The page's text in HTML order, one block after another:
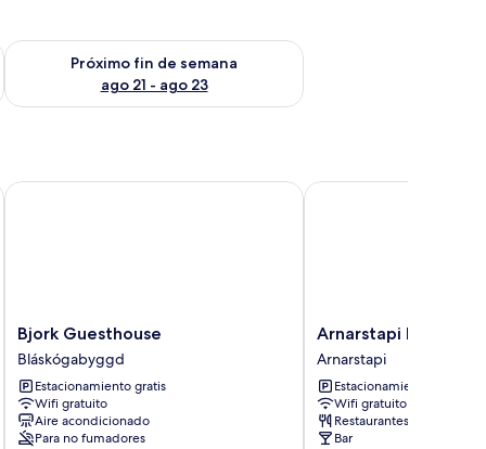
semana ago 14 - ago 16
Próximo fin de semana
ago 21 - ago 23
Consulta la disponibilidad para el próximo fin de semana
Bjork
Guesthouse
Bláskógabyggd
Bjork Guesthouse
Bláskógabyggd
Estacionamiento gratis
Wifi gratuito
Aire acondicionado
Para no fumadores
Bjork Guesthouse
Arnarstapi
Hotel
Arnarstapi
Arnarstapi Hotel
Arnarstapi
Estacionamiento gratis
Wifi gratuito
Restaurantes
Bar
Arnarstapi Hotel